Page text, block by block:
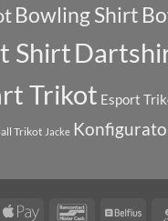
Bowling Shirt
Shirt
Trikot Esport
Trikot Jacke
Apple Bancontact